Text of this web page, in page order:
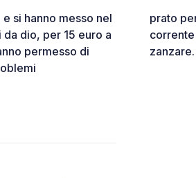
si hanno messo nel
dio, per 15 euro a
permesso di
prato